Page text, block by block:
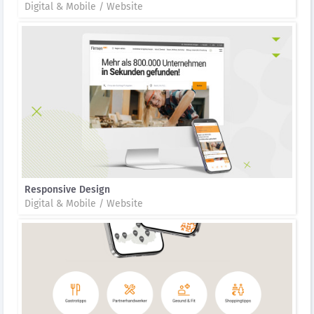
Digital & Mobile / Website
Responsive Design
Digital & Mobile / Website